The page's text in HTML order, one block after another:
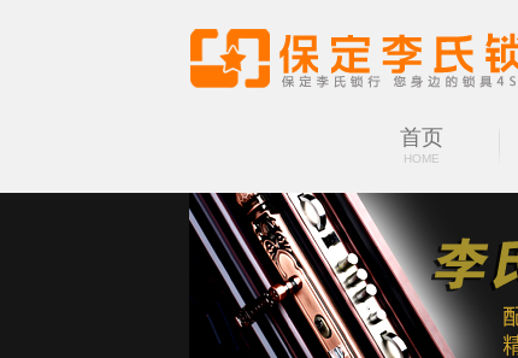
首页
HOME